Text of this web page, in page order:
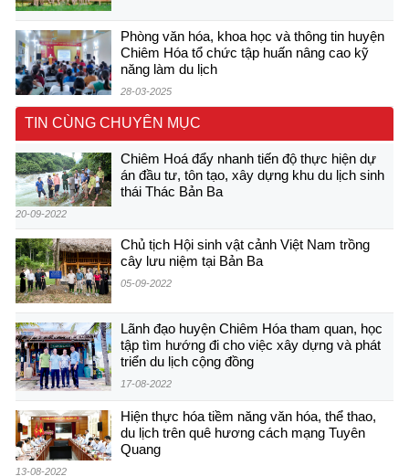
Phòng văn hóa, khoa học và thông tin huyện
Chiêm Hóa tổ chức tập huấn nâng cao kỹ
năng làm du lịch
28-03-2025
TIN CÙNG CHUYÊN MỤC
Chiêm Hoá đẩy nhanh tiến độ thực hiện dự
án đầu tư, tôn tạo, xây dựng khu du lịch sinh
thái Thác Bản Ba
20-09-2022
Chủ tịch Hội sinh vật cảnh Việt Nam trồng
cây lưu niệm tại Bản Ba
05-09-2022
Lãnh đạo huyện Chiêm Hóa tham quan, học
tập tìm hướng đi cho việc xây dựng và phát
triển du lịch cộng đồng
17-08-2022
Hiện thực hóa tiềm năng văn hóa, thể thao,
du lịch trên quê hương cách mạng Tuyên
Quang
13-08-2022